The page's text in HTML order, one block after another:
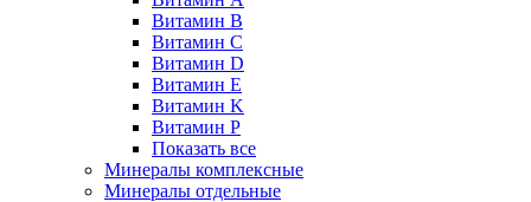
Витамин B
Витамин C
Витамин D
Витамин E
Витамин K
Витамин P
Показать все
Минералы комплексные
Минералы отдельные